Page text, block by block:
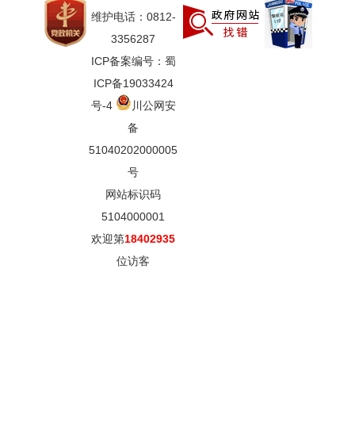
维护电话：0812-
3356287
ICP备案编号：蜀
ICP备19033424
号-4
川公网安
备
51040202000005
号
网站标识码
5104000001
欢迎第18402935
位访客